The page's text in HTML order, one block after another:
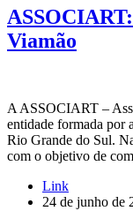
Viamão
A ASSOCIART –
entidade formada por
Rio Grande do Sul.
com o objetivo de
Link
24 de junho de